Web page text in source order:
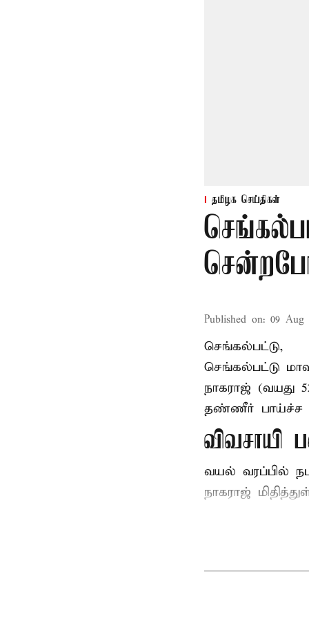
தமிழக செய்திகள்
Published on: 09 Aug
செங்கல்பட்டு,
செங்கல்பட்டு
நாகராஜ் (வயது
தண்ணீர் பாய்ச்ச
விவசாயி
வயல் வரப்பில்
நாகராஜ்